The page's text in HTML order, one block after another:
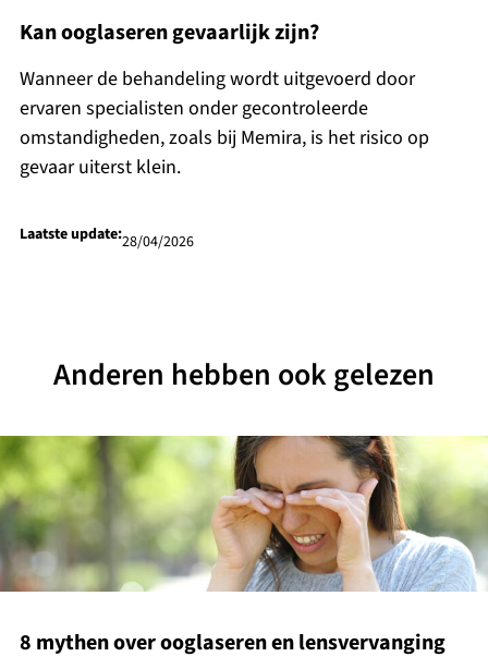
Kan ooglaseren gevaarlijk zijn?
Wanneer de behandeling wordt uitgevoerd door
ervaren specialisten onder gecontroleerde
omstandigheden, zoals bij Memira, is het risico op
gevaar uiterst klein.
Laatste update:28/04/2026
Anderen hebben ook gelezen
8 mythen over ooglaseren en lensvervanging